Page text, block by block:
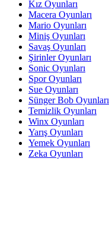
Kız Oyunları
Macera Oyunları
Mario Oyunları
Miniş Oyunları
Savaş Oyunları
Şirinler Oyunları
Sonic Oyunları
Spor Oyunları
Sue Oyunları
Sünger Bob Oyunları
Temizlik Oyunları
Winx Oyunları
Yarış Oyunları
Yemek Oyunları
Zeka Oyunları